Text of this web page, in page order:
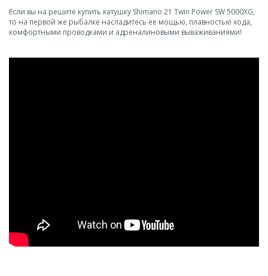
Если вы на решите купить катушку Shimano 21 Twin Power SW 5000XG,
то на первой же рыбалке насладитесь ее мощью, плавностью хода,
комфортными проводками и адреналиновыми вываживаниями!